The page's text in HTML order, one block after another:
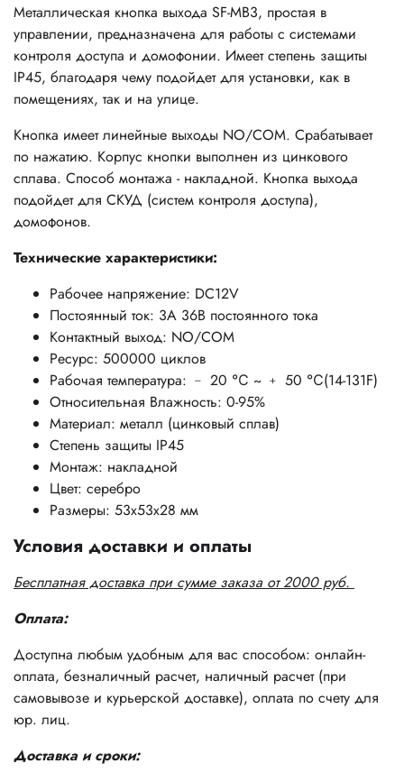
Металлическая кнопка выхода SF-MB3, простая в
управлении, предназначена для работы с системами
контроля доступа и домофонии. Имеет степень защиты
IP45, благодаря чему подойдет для установки, как в
помещениях, так и на улице.
Кнопка имеет линейные выходы NO/COM. Срабатывает
по нажатию. Корпус кнопки выполнен из цинкового
сплава. Способ монтажа - накладной. Кнопка выхода
подойдет для СКУД (систем контроля доступа),
домофонов.
Технические характеристики:
Рабочее напряжение: DC12V
Постоянный ток: 3А 36В постоянного тока
Контактный выход: NO/COM
Ресурс: 500000 циклов
Рабочая температура: ﹣ 20 ℃ ~ ﹢ 50 ℃(14-131F)
Относительная Влажность: 0-95%
Материал: металл (цинковый сплав)
Степень защиты IP45
Монтаж: накладной
Цвет: серебро
Размеры: 53х53х28 мм
Условия доставки и оплаты
Бесплатная доставка при сумме заказа от 2000 руб.
Оплата:
Доступна любым удобным для вас способом: онлайн-
оплата, безналичный расчет, наличный расчет (при
самовывозе и курьерской доставке), оплата по счету для
юр. лиц.
Доставка и сроки: